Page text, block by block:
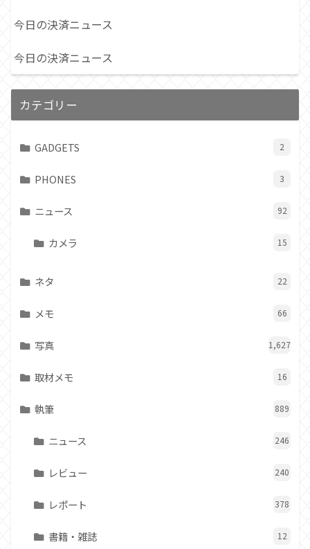
今日の決済ニュース
今日の決済ニュース
カテゴリー
GADGETS 2
PHONES 3
ニュース 92
カメラ 15
ネタ 22
メモ 66
写真 1,627
取材メモ 16
執筆 889
ニュース 246
レビュー 240
レポート 378
書籍・雑誌 12